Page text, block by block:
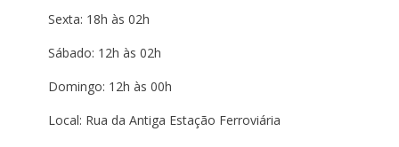
Sexta: 18h às 02h
Sábado: 12h às 02h
Domingo: 12h às 00h
Local: Rua da Antiga Estação Ferroviária